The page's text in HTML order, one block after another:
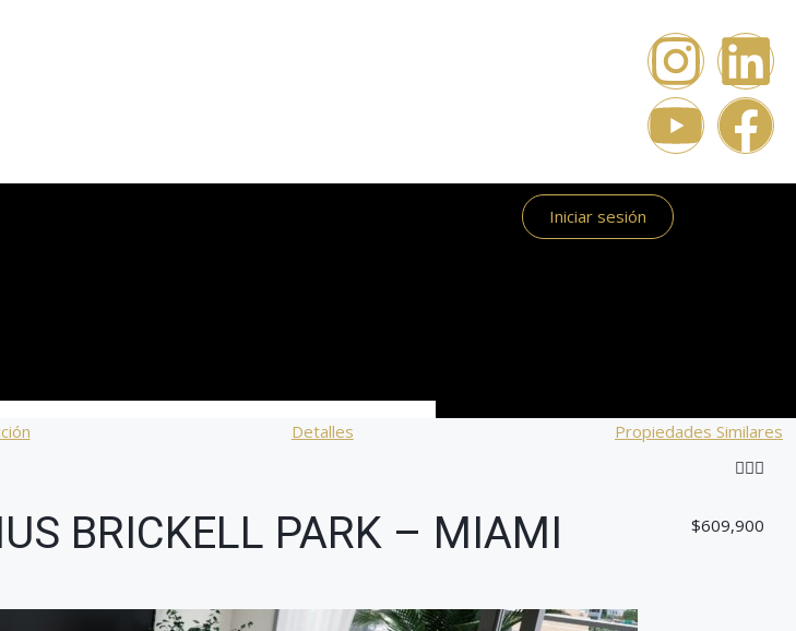
Iniciar sesión
Detalles
Propiedades Similares
BRICKELL PARK – MIAMI $609,900